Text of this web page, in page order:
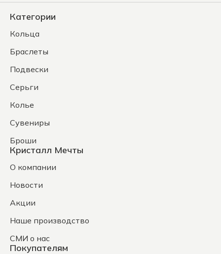
Категории
Кольца
Браслеты
Подвески
Серьги
Колье
Сувениры
Броши
Кристалл Мечты
О компании
Новости
Акции
Наше производство
СМИ о нас
Покупателям